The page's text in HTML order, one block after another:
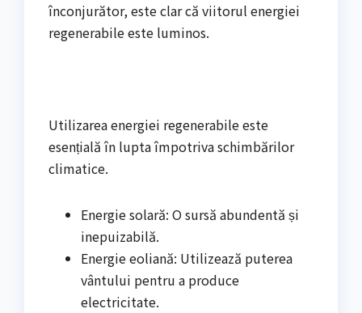
înconjurător, este clar că viitorul energiei
regenerabile este luminos.
Utilizarea energiei regenerabile este
esențială în lupta împotriva schimbărilor
climatice.
Energie solară: O sursă abundentă și
inepuizabilă.
Energie eoliană: Utilizează puterea
vântului pentru a produce
electricitate.